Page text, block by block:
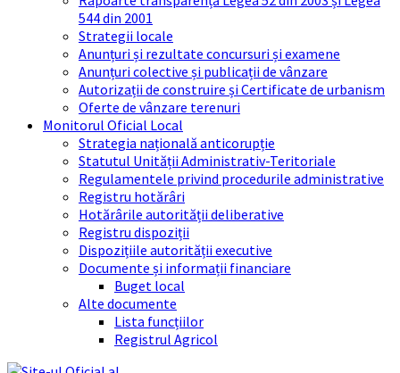
544 din 2001
Strategii locale
Anunțuri și rezultate concursuri și examene
Anunțuri colective și publicații de vânzare
Autorizații de construire și Certificate de urbanism
Oferte de vânzare terenuri
Monitorul Oficial Local
Strategia națională anticorupție
Statutul Unității Administrativ-Teritoriale
Regulamentele privind procedurile administrative
Registru hotărâri
Hotărârile autorității deliberative
Registru dispoziții
Dispozițiile autorității executive
Documente și informații financiare
Buget local
Alte documente
Lista funcțiilor
Registrul Agricol